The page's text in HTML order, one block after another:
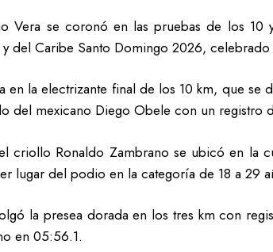
Vera se coronó en las pruebas de los
del Caribe Santo Domingo 2026,
en la electrizante final de los 10 km, que
del mexicano Diego Obele con un registro
criollo Ronaldo Zambrano se ubicó en la
lugar del podio en la categoría de 18 a 29
la presea dorada en los tres km con
en 05:56.1.